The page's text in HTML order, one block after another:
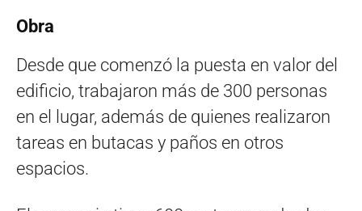
Obra
Desde que comenzó la puesta en valor del
edificio, trabajaron más de 300 personas
en el lugar, además de quienes realizaron
tareas en butacas y paños en otros
espacios.